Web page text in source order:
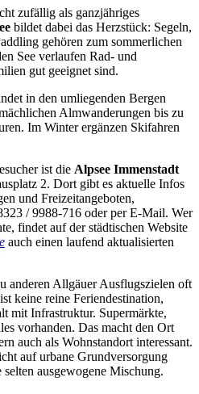
zufällig als ganzjähriges
bildet dabei das Herzstück: Segeln,
gehören zum sommerlichen
See verlaufen Rad- und
gut geeignet sind.
in den umliegenden Bergen
Almwanderungen bis zu
Im Winter ergänzen Skifahren
ist die Alpsee Immenstadt
2. Dort gibt es aktuelle Infos
und Freizeitangeboten,
/ 9988-716 oder per E-Mail. Wer
findet auf der städtischen Website
auch einen laufend aktualisierten
anderen Allgäuer Ausflugszielen oft
keine reine Feriendestination,
mit Infrastruktur. Supermärkte,
vorhanden. Das macht den Ort
auch als Wohnstandort interessant.
auf urbane Grundversorgung
ausgewogene Mischung.